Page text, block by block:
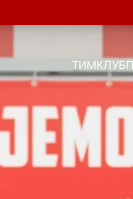
ТИМКЛУБ